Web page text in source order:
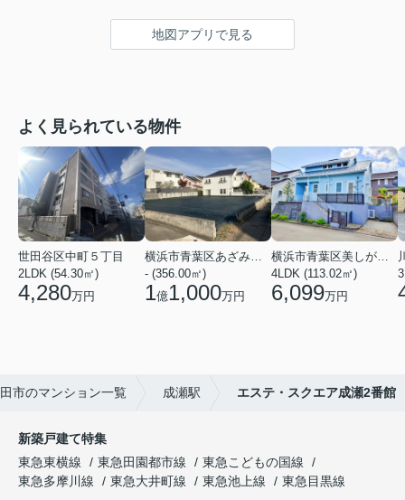
地図アプリで見る
よく見られている物件
世田谷区中町５丁目
2LDK (54.30㎡)
4,280万円
- (356.00㎡)
1億1,000万円
4LDK (113.02㎡)
6,099万円
市のマンション一覧 成瀬駅 エステ・スクエア成瀬2番館
新築戸建て特集
東急東横線
東急田園都市線
東急こどもの国線
東急多摩川線
東急大井町線 東急池上線
東急目黒線